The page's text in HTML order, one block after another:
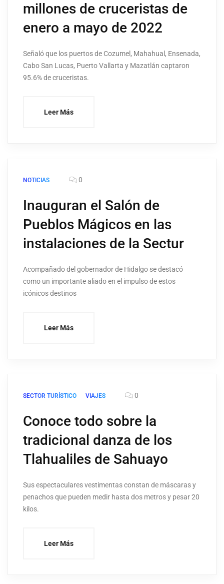
millones de cruceristas de
enero a mayo de 2022
Señaló que los puertos de Cozumel, Mahahual, Ensenada,
Cabo San Lucas, Puerto Vallarta y Mazatlán captaron
95.6% de cruceristas.
Leer Más
NOTICIAS 0
Inauguran el Salón de
Pueblos Mágicos en las
instalaciones de la Sectur
Acompañado del gobernador de Hidalgo se destacó
como un importante aliado en el impulso de estos
icónicos destinos
Leer Más
SECTOR TURÍSTICO VIAJES 0
Conoce todo sobre la
tradicional danza de los
Tlahualiles de Sahuayo
Sus espectaculares vestimentas constan de máscaras y
penachos que pueden medir hasta dos metros y pesar 20
kilos.
Leer Más